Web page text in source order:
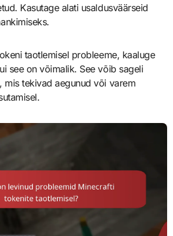
Kasutage alati usaldusväärseid
taotlemisel probleeme, kaaluge
see on võimalik. See võib sageli
mis tekivad aegunud või varem